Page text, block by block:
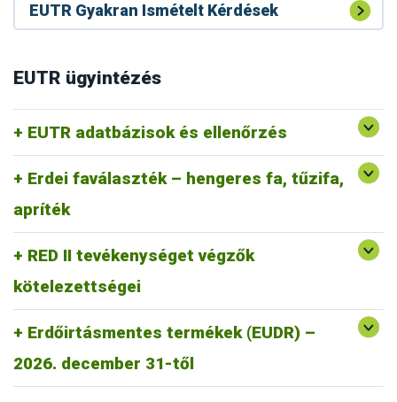
EUTR Gyakran Ismételt Kérdések
EUTR ügyintézés
EUTR adatbázisok és ellenőrzés
Erdei faválaszték – hengeres fa, tűzifa,
apríték
RED II tevékenységet végzők
kötelezettségei
célú felhasználása
Módosult a RED II készletek bejelentési felülete
RED II GYIK
Gyakran Ismételt kérdések RED II
Erdőirtásmentes termékek (EUDR) –
2026. december 31-től
https://portal.nebih.gov.hu/eudr